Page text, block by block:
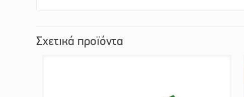
Σχετικά προϊόντα